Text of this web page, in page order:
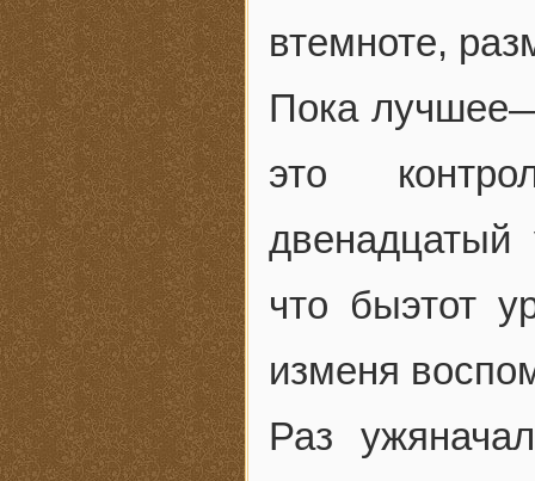
втемноте,
Пока
это
двенадцатый
что быэтот
изменя
Раз